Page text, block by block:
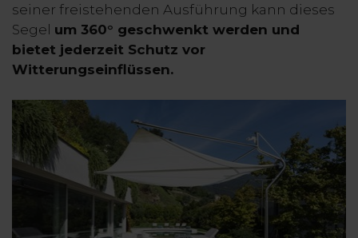
seiner freistehenden Ausführung kann dieses
Segel um 360° geschwenkt werden und
bietet jederzeit Schutz vor
Witterungseinflüssen.